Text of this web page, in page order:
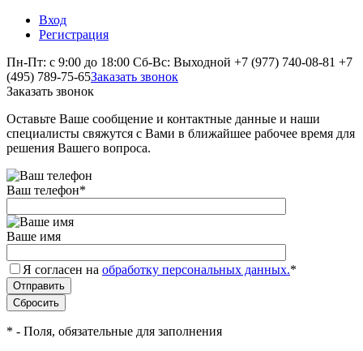
Вход
Регистрация
Пн-Пт: с 9:00 до 18:00 Сб-Вс: Выходной +7 (977) 740-08-81 +7
(495) 789-75-65Заказать звонок
Заказать звонок
Оставьте Ваше сообщение и контактные данные и наши
специалисты свяжутся с Вами в ближайшее рабочее время для
решения Вашего вопроса.
Ваш телефон*
Ваше имя
Я согласен на обработку персональных данных.*
* - Поля, обязательные для заполнения